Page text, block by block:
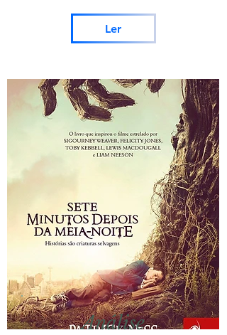
Ler
Análise